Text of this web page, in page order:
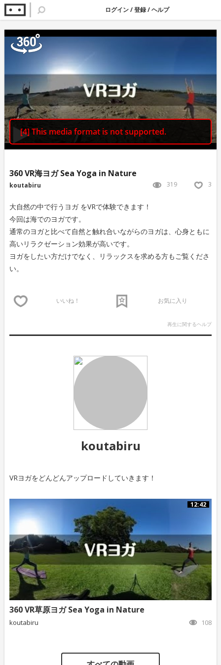
ログイン/登録/ヘルプ
360 VR海ヨガ Sea Yoga in Nature
koutabiru 319 3
大自然の中で行うヨガ をVRで体験できます！
今回は海でのヨガです。
通常のヨガと比べて自然と触れ合いながらのヨガは、心身ともに
高いリラクゼーション効果が高いです。
ヨガをしたい方だけでなく、リラックスを求める方もご覧くださ
い。
いいね！ お気に入り
再生に関するヘルプ
koutabiru
VRヨガをどんどんアップロードしていきます！
12:42
360 VR草原ヨガ Sea Yoga in Nature
koutabiru 108